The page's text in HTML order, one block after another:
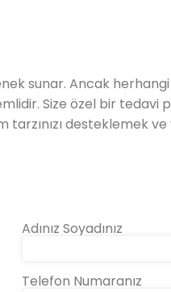
sunar. Ancak
Size özel bir tedavi
desteklemek
Adınız Soyadınız
Telefon Numaranız